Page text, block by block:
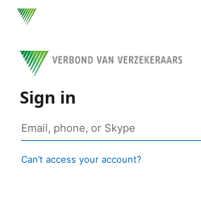
Sign in
Can’t access your account?